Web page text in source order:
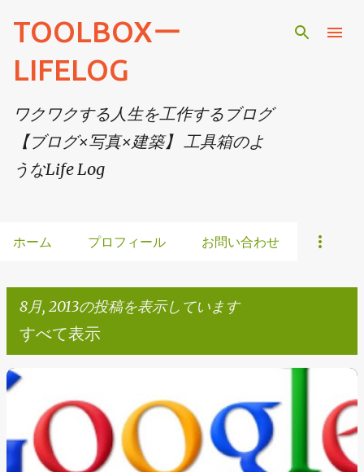
スキップしてメイン コンテンツに移動
TOOLBOXー
LIFELOG
ワクワクする人生を工作するブログ
【ブログ×写真×建築】 工具箱のよ
うなLife Log
ホーム プロフィール お問い合わせ
8月, 2013の投稿を表示しています
すべて表示
稿